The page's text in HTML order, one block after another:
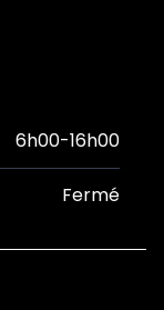
6h00-16h00
Fermé